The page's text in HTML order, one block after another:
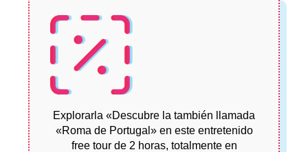
Explorarla «Descubre la también llamada
«Roma de Portugal» en este entretenido
free tour de 2 horas, totalmente en